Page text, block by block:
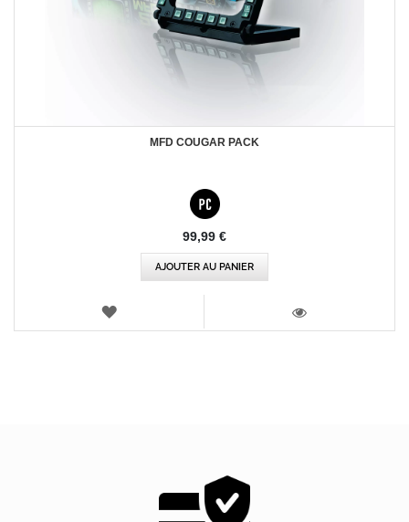
MFD COUGAR PACK
99,99 €
AJOUTER AU PANIER
AJOUTER
VOIR